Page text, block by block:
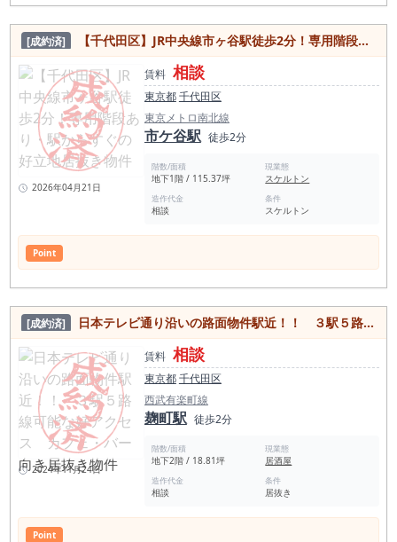
[成約済] 【千代田区】JR中央線市ヶ谷駅徒歩2分！専用階段あり・駅からすぐの好立地居抜き物件
2026年04月21日
賃料 相談
東京都千代田区
東京メトロ南北線
市ケ谷駅 徒歩2分
階数/面積
地下1階 / 115.37坪
現業態
スケルトン
造作代金
相談
条件
スケルトン
Point
[成約済] 日本テレビ通り沿いの路面物件駅近！！ ３駅５路線可能な好アクセス カフェ・バー向き居抜き物件
2024年11月24日
賃料 相談
東京都千代田区
西武有楽町線
麹町駅 徒歩2分
階数/面積
地下2階 / 18.81坪
現業態
居酒屋
造作代金
相談
条件
居抜き
Point